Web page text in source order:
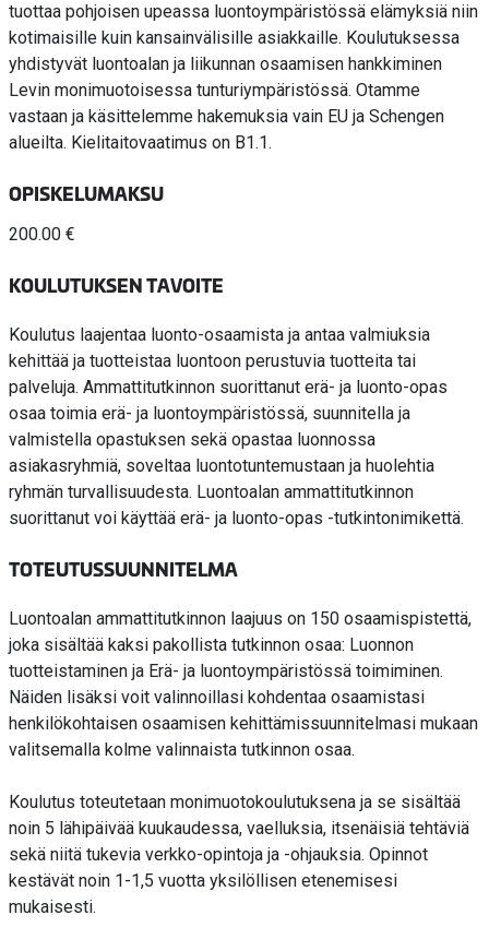
tuottaa pohjoisen upeassa luontoympäristössä elämyksiä niin
kotimaisille kuin kansainvälisille asiakkaille. Koulutuksessa
yhdistyvät luontoalan ja liikunnan osaamisen hankkiminen
Levin monimuotoisessa tunturiympäristössä. Otamme
vastaan ja käsittelemme hakemuksia vain EU ja Schengen
alueilta. Kielitaitovaatimus on B1.1.
OPISKELUMAKSU
200.00 €
KOULUTUKSEN TAVOITE
Koulutus laajentaa luonto-osaamista ja antaa valmiuksia
kehittää ja tuotteistaa luontoon perustuvia tuotteita tai
palveluja. Ammattitutkinnon suorittanut erä- ja luonto-opas
osaa toimia erä- ja luontoympäristössä, suunnitella ja
valmistella opastuksen sekä opastaa luonnossa
asiakasryhmiä, soveltaa luontotuntemustaan ja huolehtia
ryhmän turvallisuudesta. Luontoalan ammattitutkinnon
suorittanut voi käyttää erä- ja luonto-opas -tutkintonimikettä.
TOTEUTUSSUUNNITELMA
Luontoalan ammattitutkinnon laajuus on 150 osaamispistettä,
joka sisältää kaksi pakollista tutkinnon osaa: Luonnon
tuotteistaminen ja Erä- ja luontoympäristössä toimiminen.
Näiden lisäksi voit valinnoillasi kohdentaa osaamistasi
henkilökohtaisen osaamisen kehittämissuunnitelmasi mukaan
valitsemalla kolme valinnaista tutkinnon osaa.
Koulutus toteutetaan monimuotokoulutuksena ja se sisältää
noin 5 lähipäivää kuukaudessa, vaelluksia, itsenäisiä tehtäviä
sekä niitä tukevia verkko-opintoja ja -ohjauksia. Opinnot
kestävät noin 1-1,5 vuotta yksilöllisen etenemisesi
mukaisesti.